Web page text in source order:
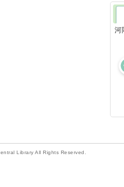
河
Library All Rights Reserved.